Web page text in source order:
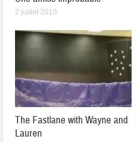
2 juillet 2015
The Fastlane with Wayne and
Lauren